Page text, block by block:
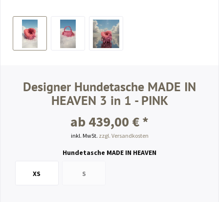
Designer Hundetasche MADE IN
HEAVEN 3 in 1 - PINK
ab 439,00 € *
inkl. MwSt. zzgl. Versandkosten
Hundetasche MADE IN HEAVEN
XS S